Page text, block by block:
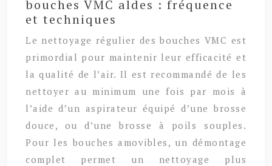
bouches VMC aldes : fréquence
et techniques
Le nettoyage régulier des bouches VMC est
primordial pour maintenir leur efficacité et
la qualité de l’air. Il est recommandé de les
nettoyer au minimum une fois par mois à
l’aide d’un aspirateur équipé d’une brosse
douce, ou d’une brosse à poils souples.
Pour les bouches amovibles, un démontage
complet permet un nettoyage plus